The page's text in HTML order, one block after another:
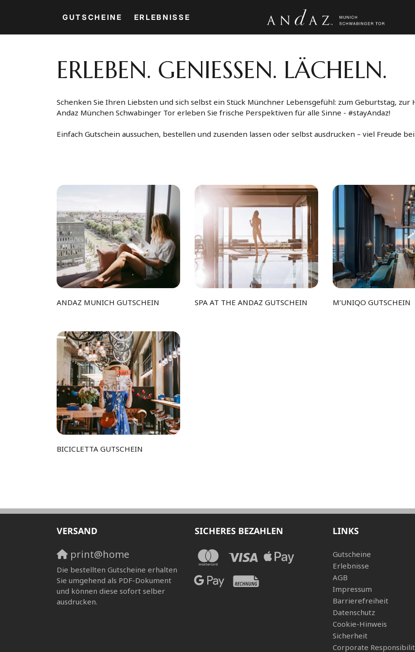
GUTSCHEINE ERLEBNISSE
ERLEBEN. GENIESSEN. LÄCHELN.
Schenken Sie Ihren Liebsten und sich selbst ein Stück Münchner Lebensgefühl: zum Geburtstag,
Andaz München Schwabinger Tor erleben Sie frische Perspektiven für alle Sinne - #stayAndaz!
Einfach Gutschein aussuchen, bestellen und zusenden lassen oder selbst ausdrucken – viel Freude
ANDAZ MUNICH GUTSCHEIN SPA AT THE ANDAZ GUTSCHEIN M’UNIQO GUTSCHEIN
BICICLETTA GUTSCHEIN
VERSAND
print@home
Die bestellten Gutscheine erhalten
Sie umgehend als PDF-Dokument
und können diese sofort selber
ausdrucken.
SICHERES BEZAHLEN LINKS
Gutscheine
Erlebnisse
AGB
Impressum
Barrierefreiheit
Datenschutz
Cookie-Hinweis
Sicherheit
Corporate